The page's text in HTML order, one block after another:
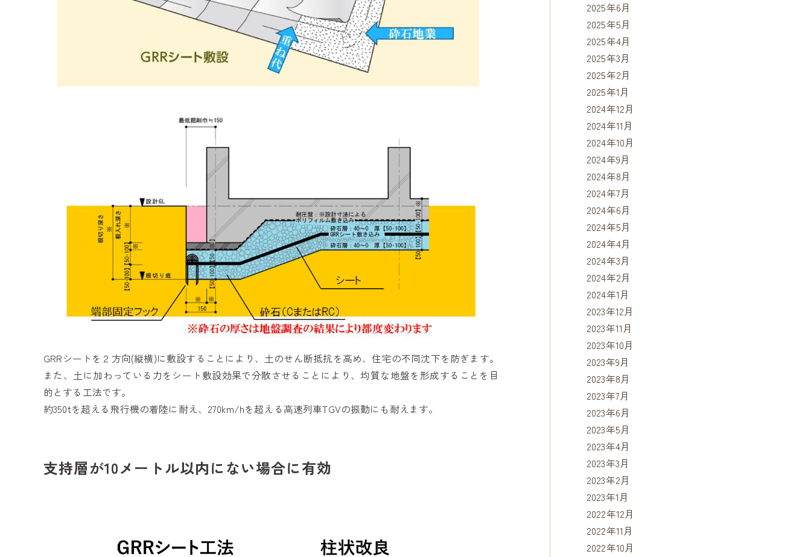
GRRシートを２方向(縦横)に敷設することにより、土のせん断抵抗を高め、住宅の不同沈下を防ぎます。
また、土に加わっている力をシート敷設効果で分散させることにより、均質な地盤を形成することを目
的とする工法です。
約350tを超える飛行機の着陸に耐え、270km/hを超える高速列車TGVの振動にも耐えます。
支持層が10メートル以内にない場合に有効
2025年6月
2025年5月
2025年4月
2025年3月
2025年2月
2025年1月
2024年12月
2024年11月
2024年10月
2024年9月
2024年8月
2024年7月
2024年6月
2024年5月
2024年4月
2024年3月
2024年2月
2024年1月
2023年12月
2023年11月
2023年10月
2023年9月
2023年8月
2023年7月
2023年6月
2023年5月
2023年4月
2023年3月
2023年2月
2023年1月
2022年12月
2022年11月
2022年10月